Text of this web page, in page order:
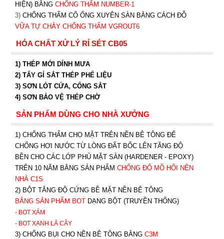
HIỆN) BẰNG CHỐNG THẤM NUMBER-1
3) CHỐNG THẤM CỔ ỐNG XUYÊN SÀN BẰNG CÁCH ĐỖ
VỮA TỰ CHẢY CHỐNG THẤM VGROUT6
HÓA CHẤT XỬ LÝ RỈ SÉT CB05
1) THÉP MỚI DÍNH MƯA
2) TẨY GỈ SẮT THÉP PHẾ LIỆU
3) SƠN LÓT CỬA, CỔNG SẮT
4) SƠN BẢO VỆ THÉP CHỜ
SẢN PHẨM DÙNG CHO NHÀ XƯỞNG
1) CHỐNG THẤM CHO MẶT TRÊN NỀN BÊ TÔNG ĐỂ
CHỐNG HƠI NƯỚC TỪ LÒNG ĐẤT BỐC LÊN TĂNG ĐỘ
BỀN CHO CÁC LỚP PHỦ MẶT SÀN (HARDENER - EPOXY)
TRÊN 10 NĂM BẰNG SẢN PHẨM CHỐNG ĐỔ MỒ HÔI NỀN
NHÀ C1S
2) BỘT TĂNG ĐỘ CỨNG BỀ MẶT NỀN BÊ TÔNG
BẰNG SẢN PHẨM BOTDẠNG BỘT (TRUYỀN THỐNG)
- BOT XÁM
- BOT XANH LÁ CÂY
3) CHỐNG BỤI CHO NỀN BÊ TÔNG BẰNG C3M